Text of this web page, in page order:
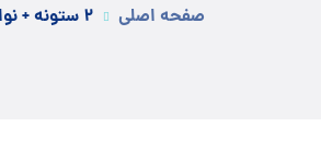
صفحه اصلی ۲ ستونه + نوار کناری